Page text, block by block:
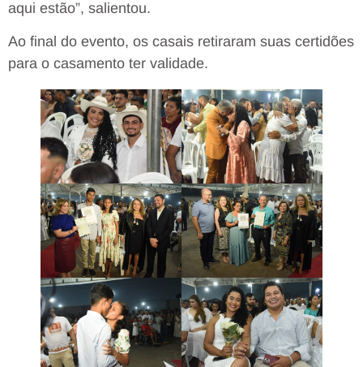
aqui estão”, salientou.
Ao final do evento, os casais retiraram suas certidões
para o casamento ter validade.